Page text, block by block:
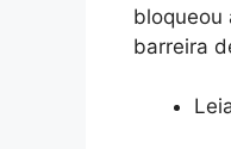
bloqueou
barreira